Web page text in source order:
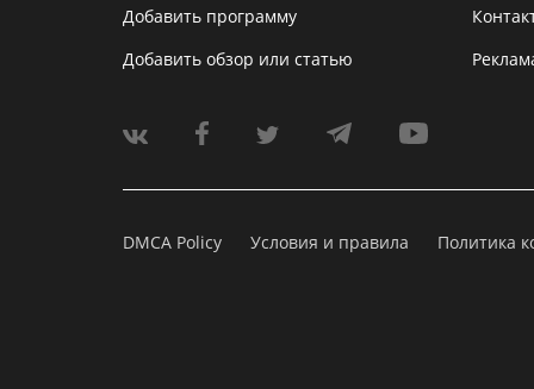
Добавить программу
Добавить обзор или статью
DMCA Policy Условия и правила Политика